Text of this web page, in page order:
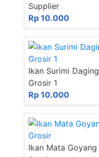
Supplier
Rp 10.000
Ikan Surimi Daging
Grosir 1
Rp 10.000
Ikan Mata Goyang